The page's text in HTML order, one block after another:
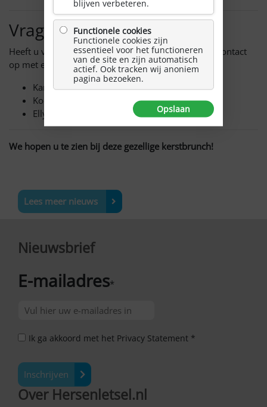
Vragen of meer informatie
Heeft u vragen of wilt u meer weten? Neem gerust contact
op met een van onze contactpersonen.
Karin Snijder (Drenthe) 06 12717125
Koos Postmus (Friesland) 06 41386603
Elly Meijering (Groningen) 06 36535833
We hopen u te zien bij deze gezellige kerstbrunch!
Lees meer nieuws
Nieuwsbrief
E-mailadres*
Ik ga akkoord met het Privacy Statement *
Inschrijven
Over Hersenletsel.nl
blijven verbeteren.
Functionele cookies
Functionele cookies zijn
essentieel voor het functioneren
van de site en zijn automatisch
actief. Ook tracken wij anoniem
pagina bezoeken.
Opslaan